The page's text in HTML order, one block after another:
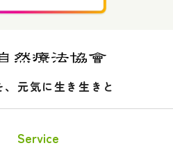
元気に生き生きと
Service